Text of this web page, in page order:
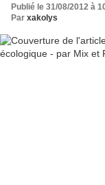
Publié le 31/08/2012 à
Par xakolys